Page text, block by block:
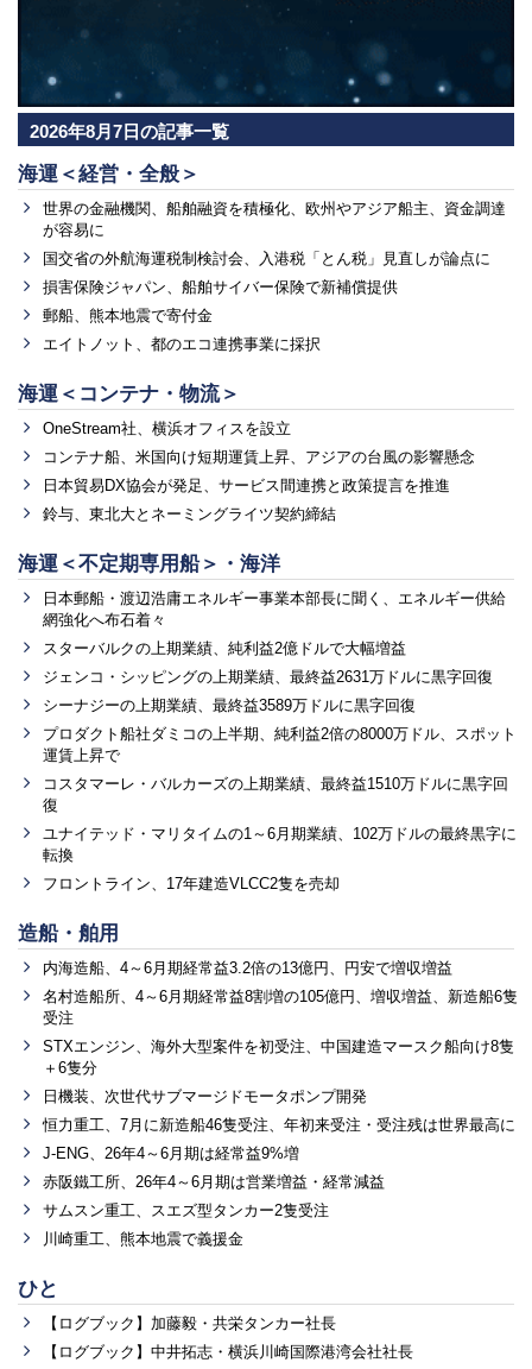
2026年8月7日の記事一覧
海運＜経営・全般＞
世界の金融機関、船舶融資を積極化、欧州やアジア船主、資金調達
が容易に
国交省の外航海運税制検討会、入港税「とん税」見直しが論点に
損害保険ジャパン、船舶サイバー保険で新補償提供
郵船、熊本地震で寄付金
エイトノット、都のエコ連携事業に採択
海運＜コンテナ・物流＞
OneStream社、横浜オフィスを設立
コンテナ船、米国向け短期運賃上昇、アジアの台風の影響懸念
日本貿易DX協会が発足、サービス間連携と政策提言を推進
鈴与、東北大とネーミングライツ契約締結
海運＜不定期専用船＞・海洋
日本郵船・渡辺浩庸エネルギー事業本部長に聞く、エネルギー供給
網強化へ布石着々
スターバルクの上期業績、純利益2億ドルで大幅増益
ジェンコ・シッピングの上期業績、最終益2631万ドルに黒字回復
シーナジーの上期業績、最終益3589万ドルに黒字回復
プロダクト船社ダミコの上半期、純利益2倍の8000万ドル、スポット
運賃上昇で
コスタマーレ・バルカーズの上期業績、最終益1510万ドルに黒字回
復
ユナイテッド・マリタイムの1～6月期業績、102万ドルの最終黒字に
転換
フロントライン、17年建造VLCC2隻を売却
造船・舶用
内海造船、4～6月期経常益3.2倍の13億円、円安で増収増益
名村造船所、4～6月期経常益8割増の105億円、増収増益、新造船6隻
受注
STXエンジン、海外大型案件を初受注、中国建造マースク船向け8隻
＋6隻分
日機装、次世代サブマージドモータポンプ開発
恒力重工、7月に新造船46隻受注、年初来受注・受注残は世界最高に
J-ENG、26年4～6月期は経常益9%増
赤阪鐵工所、26年4～6月期は営業増益・経常減益
サムスン重工、スエズ型タンカー2隻受注
川崎重工、熊本地震で義援金
ひと
【ログブック】加藤毅・共栄タンカー社長
【ログブック】中井拓志・横浜川崎国際港湾会社社長